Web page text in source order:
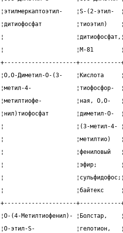
¦этилмеркаптоэтил-    ¦S-(2-
¦дитиофосфат
¦
¦                     ¦М-81
+---------------------+------------
¦О,О-Диметил-О-(3-    ¦Кислота
¦метил-4-
¦метилтиофе-          ¦ная,
¦нил)тиофосфат
¦                     ¦(3-метил-
¦
¦
¦                     ¦эфир;
¦
¦                     ¦байтекс
+---------------------+------------
¦О-(4-Метилтиофенил)-
¦О-этил-S-